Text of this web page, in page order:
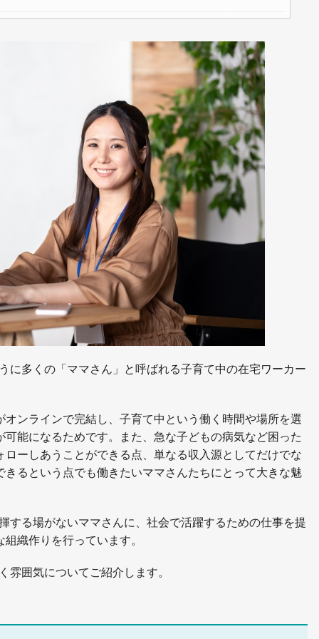
に多くの「ママさん」と呼ばれる子育て中の在宅ワーカー
ンラインで完結し、子育て中という働く時間や場所を選
能になるためです。また、急な子どもの病気など困った
ーしあうことができる点、単なる収入源としてだけでな
るという点でも働きたいママさんたちにとって大きな魅
する場がないママさんに、社会で活躍するための仕事を提
織作りを行っています。
雰囲気についてご紹介します。